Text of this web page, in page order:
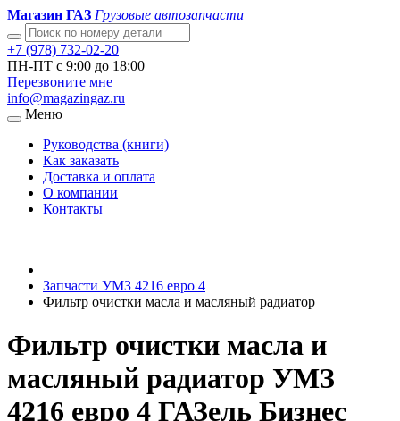
Магазин ГАЗ Грузовые автозапчасти
+7 (978) 732-02-20
ПН-ПТ с 9:00 до 18:00
Перезвоните мне
info@magazingaz.ru
Меню
Руководства (книги)
Как заказать
Доставка и оплата
О компании
Контакты
Запчасти УМЗ 4216 евро 4
Фильтр очистки масла и масляный радиатор
Фильтр очистки масла и
масляный радиатор УМЗ
4216 евро 4 ГАЗель Бизнес